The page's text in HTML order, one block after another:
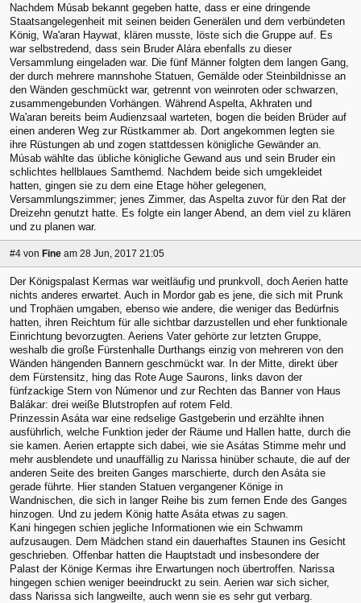
Nachdem Músab bekannt gegeben hatte, dass er eine dringende
Staatsangelegenheit mit seinen beiden Generälen und dem verbündeten
König, Wa'aran Haywat, klären musste, löste sich die Gruppe auf. Es
war selbstredend, dass sein Bruder Alára ebenfalls zu dieser
Versammlung eingeladen war. Die fünf Männer folgten dem langen Gang,
der durch mehrere mannshohe Statuen, Gemälde oder Steinbildnisse an
den Wänden geschmückt war, getrennt von weinroten oder schwarzen,
zusammengebunden Vorhängen. Während Aspelta, Akhraten und
Wa'aran bereits beim Audienzsaal warteten, bogen die beiden Brüder auf
einen anderen Weg zur Rüstkammer ab. Dort angekommen legten sie
ihre Rüstungen ab und zogen stattdessen königliche Gewänder an.
Músab wählte das übliche königliche Gewand aus und sein Bruder ein
schlichtes hellblaues Samthemd. Nachdem beide sich umgekleidet
hatten, gingen sie zu dem eine Etage höher gelegenen,
Versammlungszimmer; jenes Zimmer, das Aspelta zuvor für den Rat der
Dreizehn genutzt hatte. Es folgte ein langer Abend, an dem viel zu klären
und zu planen war.
#4 von Fine am 28 Jun, 2017 21:05
Der Königspalast Kermas war weitläufig und prunkvoll, doch Aerien hatte
nichts anderes erwartet. Auch in Mordor gab es jene, die sich mit Prunk
und Trophäen umgaben, ebenso wie andere, die weniger das Bedürfnis
hatten, ihren Reichtum für alle sichtbar darzustellen und eher funktionale
Einrichtung bevorzugten. Aeriens Vater gehörte zur letzten Gruppe,
weshalb die große Fürstenhalle Durthangs einzig von mehreren von den
Wänden hängenden Bannern geschmückt war. In der Mitte, direkt über
dem Fürstensitz, hing das Rote Auge Saurons, links davon der
fünfzackige Stern von Númenor und zur Rechten das Banner von Haus
Balákar: drei weiße Blutstropfen auf rotem Feld.
Prinzessin Asáta war eine redselige Gastgeberin und erzählte ihnen
ausführlich, welche Funktion jeder der Räume und Hallen hatte, durch die
sie kamen. Aerien ertappte sich dabei, wie sie Asátas Stimme mehr und
mehr ausblendete und unauffällig zu Narissa hinüber schaute, die auf der
anderen Seite des breiten Ganges marschierte, durch den Asáta sie
gerade führte. Hier standen Statuen vergangener Könige in
Wandnischen, die sich in langer Reihe bis zum fernen Ende des Ganges
hinzogen. Und zu jedem König hatte Asáta etwas zu sagen.
Kani hingegen schien jegliche Informationen wie ein Schwamm
aufzusaugen. Dem Mädchen stand ein dauerhaftes Staunen ins Gesicht
geschrieben. Offenbar hatten die Hauptstadt und insbesondere der
Palast der Könige Kermas ihre Erwartungen noch übertroffen. Narissa
hingegen schien weniger beeindruckt zu sein. Aerien war sich sicher,
dass Narissa sich langweilte, auch wenn sie es sehr gut verbarg.